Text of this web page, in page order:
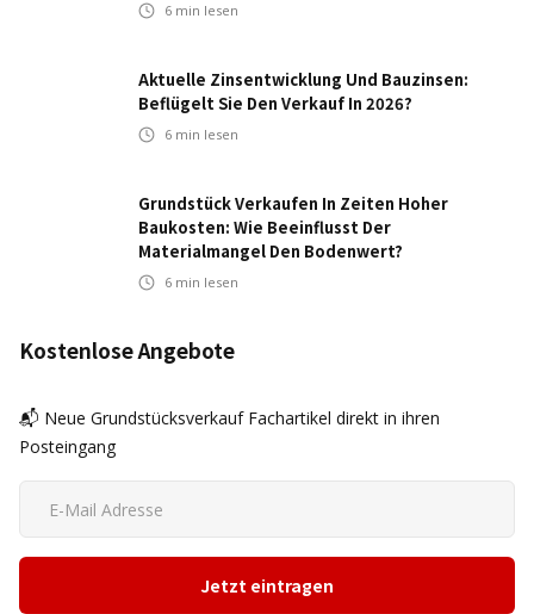
6 min lesen
Aktuelle Zinsentwicklung Und Bauzinsen:
Beflügelt Sie Den Verkauf In 2026?
6 min lesen
Grundstück Verkaufen In Zeiten Hoher
Baukosten: Wie Beeinflusst Der
Materialmangel Den Bodenwert?
6 min lesen
Kostenlose Angebote
📬 Neue Grundstücksverkauf Fachartikel direkt in ihren
Posteingang